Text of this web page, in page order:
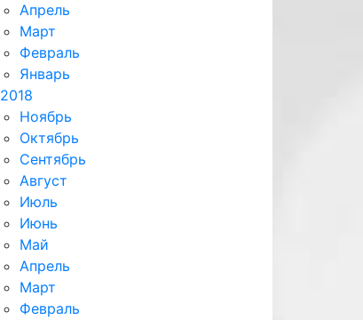
Апрель
Март
Февраль
Январь
2018
Ноябрь
Октябрь
Сентябрь
Август
Июль
Июнь
Май
Апрель
Март
Февраль